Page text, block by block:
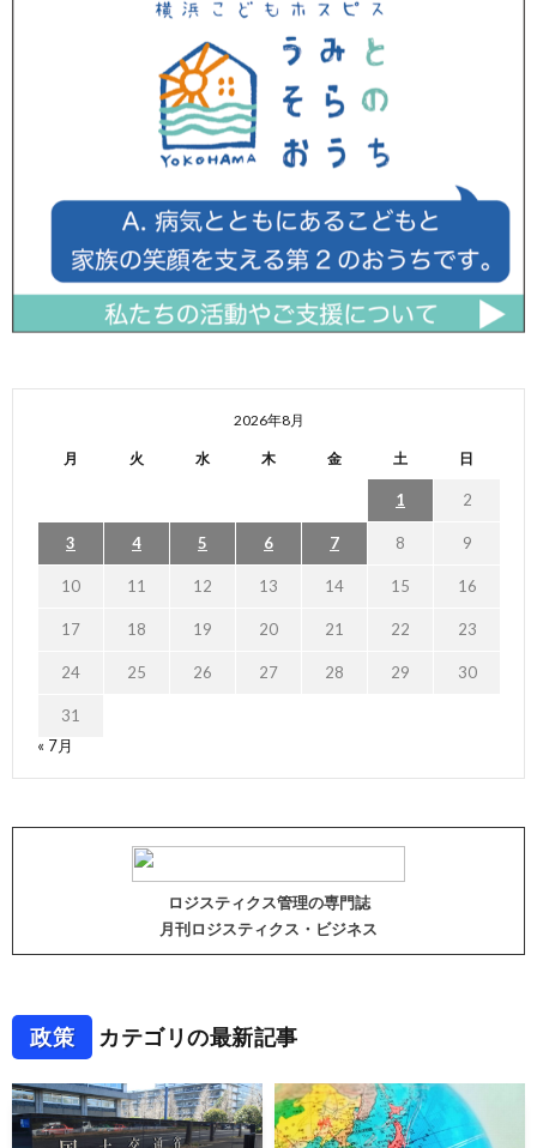
2026年8月
月 火 水 木 金 土 日
1 2
3 4 5 6 7 8 9
10 11 12 13 14 15 16
17 18 19 20 21 22 23
24 25 26 27 28 29 30
31
« 7月
ロジスティクス管理の専門誌
月刊ロジスティクス・ビジネス
政策 カテゴリの最新記事